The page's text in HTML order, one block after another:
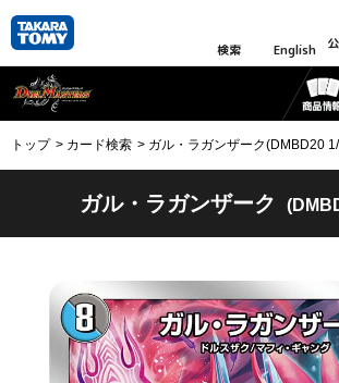
検索 English
トップ カード検索 ガル・ラガンザーク(DMBD20
ガル・ラガンザーク